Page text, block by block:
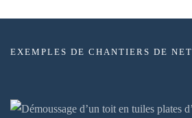
EXEMPLES DE CHANTIERS DE